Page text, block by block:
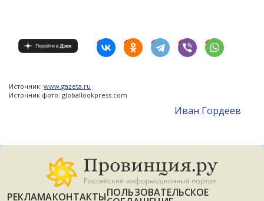
Источник: www.gazeta.ru
Источник фото: globallookpress.com
Иван Гордеев
РЕКЛАМАКОНТАКТЫПОЛЬЗОВАТЕЛЬСКОЕ